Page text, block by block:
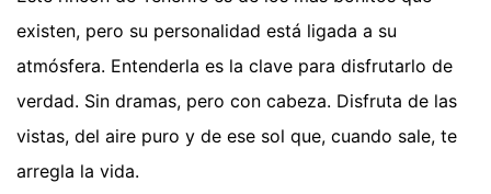
existen, pero su personalidad está ligada a su
atmósfera. Entenderla es la clave para disfrutarlo de
verdad. Sin dramas, pero con cabeza. Disfruta de las
vistas, del aire puro y de ese sol que, cuando sale, te
arregla la vida.